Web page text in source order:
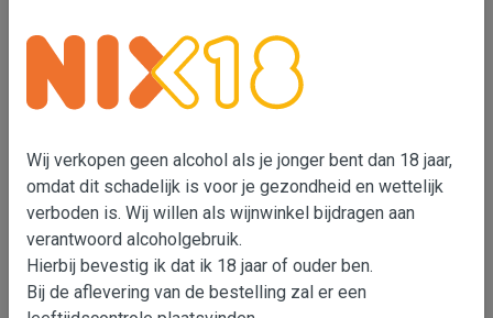
Land
Italië, Frankrijk
Soort wijn
Witte wijn, Rosé, Rode wijn, Proefpakket
Producent
Wij verkopen geen alcohol als je jonger bent dan 18 jaar,
omdat dit schadelijk is voor je gezondheid en wettelijk
verboden is. Wij willen als wijnwinkel bijdragen aan
verantwoord alcoholgebruik.
Hierbij bevestig ik dat ik 18 jaar of ouder ben.
Bij de aflevering van de bestelling zal er een